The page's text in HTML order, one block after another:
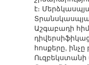
է։
Աշգաբադի
հոսքերը,